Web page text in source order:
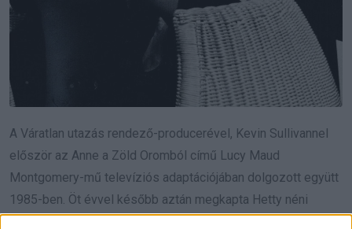
A Váratlan utazás rendező-producerével, Kevin Sullivannel
először az Anne a Zöld Oromból című Lucy Maud
Montgomery-mű televíziós adaptációjában dolgozott együtt
1985-ben. Öt évvel később aztán megkapta Hetty néni